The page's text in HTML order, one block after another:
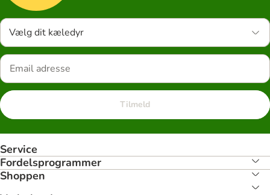
Vælg dit kæledyr
Tilmeld
Service
Fordelsprogrammer
Shoppen